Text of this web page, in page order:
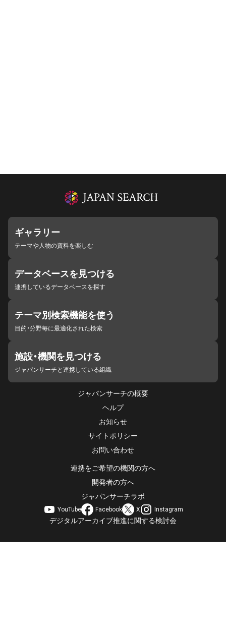
ギャラリー
テーマや人物の資料を楽しむ
データベースを見つける
連携しているデータベースを探す
テーマ別検索機能を使う
目的・分野毎に最適化された検索
施設・機関を見つける
ジャパンサーチと連携している組織
ジャパンサーチの概要
ヘルプ
お知らせ
サイトポリシー
お問い合わせ
連携をご希望の機関の方へ
開発者の方へ
ジャパンサーチラボ
YouTube Facebook X Instagram
デジタルアーカイブ推進に関する検討会